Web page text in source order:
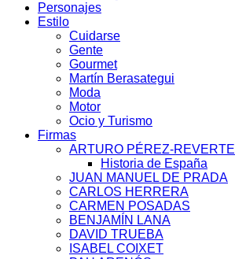
Personajes
Estilo
Cuidarse
Gente
Gourmet
Martín Berasategui
Moda
Motor
Ocio y Turismo
Firmas
ARTURO PÉREZ-REVERTE
Historia de España
JUAN MANUEL DE PRADA
CARLOS HERRERA
CARMEN POSADAS
BENJAMÍN LANA
DAVID TRUEBA
ISABEL COIXET